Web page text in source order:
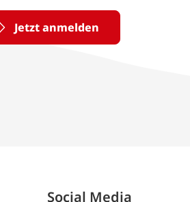
Jetzt anmelden
Social Media